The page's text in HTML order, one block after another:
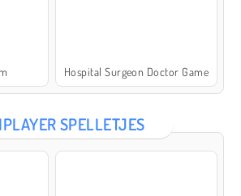
Hospital Surgeon Doctor Game
SPELLETJES